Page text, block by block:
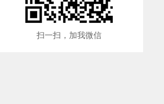
扫一扫，加我微信